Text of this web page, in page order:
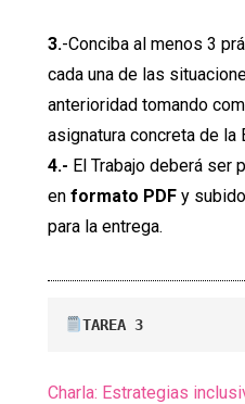
3.-Conciba al menos 3
cada una de las
anterioridad tomando
asignatura concreta de la
4.- El Trabajo deberá ser
en formato PDF y
para la entrega.
TAREA 3
Charla: Estrategias